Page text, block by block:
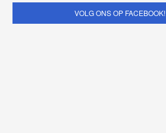
VOLG ONS OP FACEBOOK!